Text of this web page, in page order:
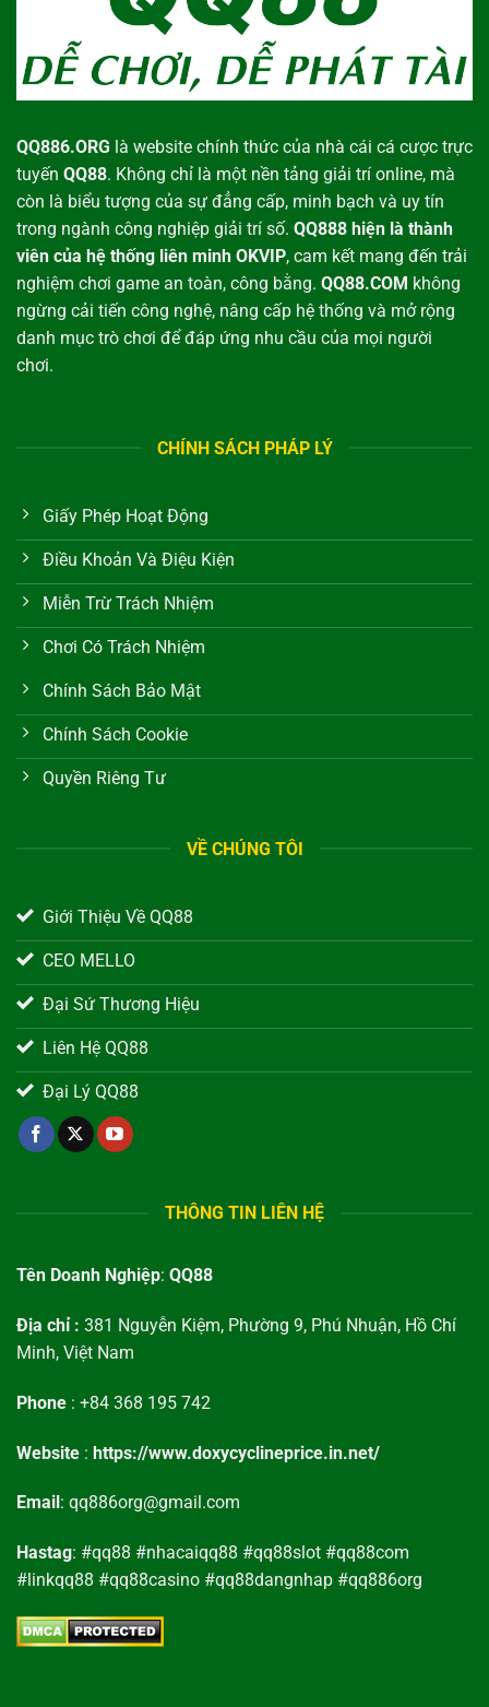
QQ886.ORG là website chính thức của nhà cái cá cược trực
tuyến QQ88. Không chỉ là một nền tảng giải trí online, mà
còn là biểu tượng của sự đẳng cấp, minh bạch và uy tín
trong ngành công nghiệp giải trí số. QQ888 hiện là thành
viên của hệ thống liên minh OKVIP, cam kết mang đến trải
nghiệm chơi game an toàn, công bằng. QQ88.COM không
ngừng cải tiến công nghệ, nâng cấp hệ thống và mở rộng
danh mục trò chơi để đáp ứng nhu cầu của mọi người
chơi.
CHÍNH SÁCH PHÁP LÝ
Giấy Phép Hoạt Động
Điều Khoản Và Điệu Kiện
Miễn Trừ Trách Nhiệm
Chơi Có Trách Nhiệm
Chính Sách Bảo Mật
Chính Sách Cookie
Quyền Riêng Tư
VỀ CHÚNG TÔI
Giới Thiệu Về QQ88
CEO MELLO
Đại Sứ Thương Hiệu
Liên Hệ QQ88
Đại Lý QQ88
THÔNG TIN LIÊN HỆ
Tên Doanh Nghiệp: QQ88
Địa chỉ : 381 Nguyễn Kiệm, Phường 9, Phú Nhuận, Hồ Chí
Minh, Việt Nam
Phone : +84 368 195 742
Website : https://www.doxycyclineprice.in.net/
Email : qq886org@gmail.com
Hastag: #qq88 #nhacaiqq88 #qq88slot #qq88com
#linkqq88 #qq88casino #qq88dangnhap #qq886org